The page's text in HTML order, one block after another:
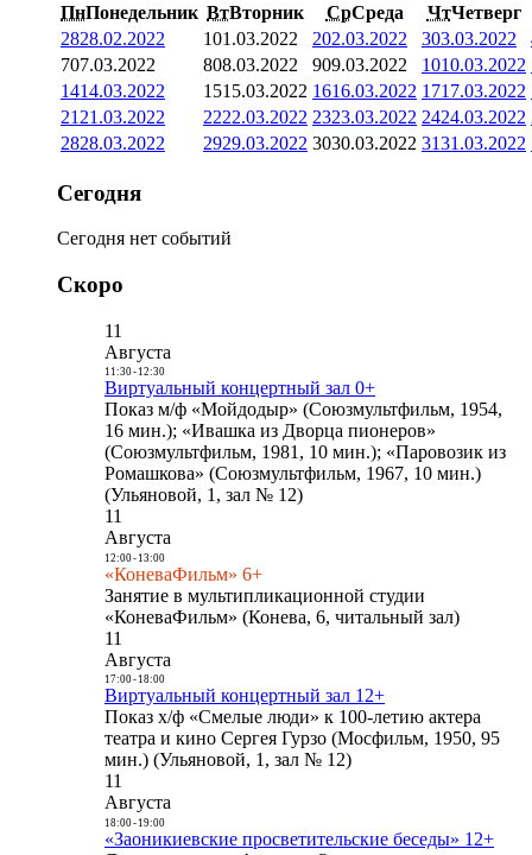
ПнПонедельник ВтВторник СрСреда ЧтЧетверг
2828.02.2022 101.03.2022 202.03.2022 303.03.2022
707.03.2022 808.03.2022 909.03.2022 1010.03.2022
1414.03.2022 1515.03.2022 1616.03.2022 1717.03.2022
21 21.03.2022 2222.03.2022 2323.03.2022 2424.03.2022
2828.03.2022 2929.03.2022 3030.03.2022 3131.03.2022
Сегодня
Сегодня нет событий
Скоро
11
Августа
11:30- 12:30
Виртуальный концертный зал 0+
Показ м/ф «Мойдодыр» (Союзмультфильм, 1954,
16 мин.); «Ивашка из Дворца пионеров»
(Союзмультфильм, 1981, 10 мин.); «Паровозик из
Ромашкова» (Союзмультфильм, 1967, 10 мин.)
(Ульяновой, 1, зал № 12)
11
Августа
12:00- 13:00
«КоневаФильм» 6+
Занятие в мультипликационной студии
«КоневаФильм» (Конева, 6, читальный зал)
11
Августа
17:00- 18:00
Виртуальный концертный зал 12+
Показ х/ф «Смелые люди» к 100-летию актера
театра и кино Сергея Гурзо (Мосфильм, 1950, 95
мин.) (Ульяновой, 1, зал № 12)
11
Августа
18:00- 19:00
«Заоникиевские просветительские беседы» 12+